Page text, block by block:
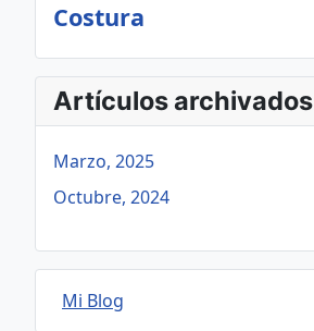
Costura
Artículos archivados
Marzo, 2025
Octubre, 2024
Mi Blog